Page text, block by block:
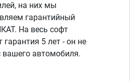
на них мы
гарантийный
На весь софт
гарантия 5 лет - он не
вашего автомобиля.